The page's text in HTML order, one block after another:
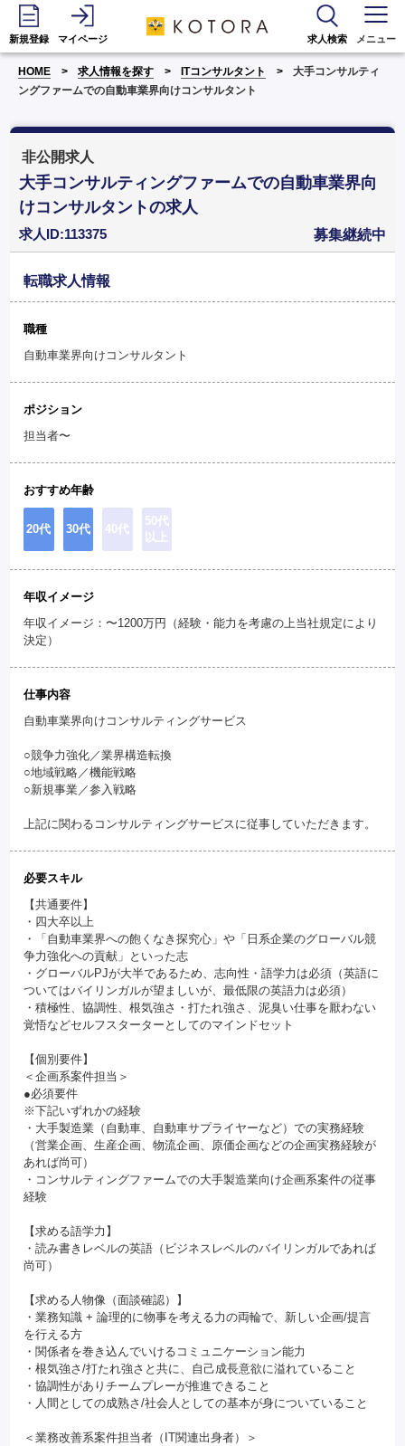
新規登録 マイページ 求人検索 メニュー
HOME 求人情報を探す ITコンサルタント
大手コンサルティ
ングファームでの自動車業界向けコンサルタント
非公開求人
大手コンサルティングファームでの自動車業界向
けコンサルタントの求人
求人ID:113375 募集継続中
転職求人情報
職種
自動車業界向けコンサルタント
ポジション
担当者〜
おすすめ年齢
20代 30代 40代
50代
以上
年収イメージ
年収イメージ：〜1200万円（経験・能力を考慮の上当社規定により
決定）
仕事内容
自動車業界向けコンサルティングサービス
○競争力強化／業界構造転換
○地域戦略／機能戦略
○新規事業／参入戦略
上記に関わるコンサルティングサービスに従事していただきます。
必要スキル
【共通要件】
・四大卒以上
・「自動車業界への飽くなき探究心」や「日系企業のグローバル競
争力強化への貢献」といった志
・グローバルPJが大半であるため、志向性・語学力は必須（英語に
ついてはバイリンガルが望ましいが、最低限の英語力は必須）
・積極性、協調性、根気強さ・打たれ強さ、泥臭い仕事を厭わない
覚悟などセルフスターターとしてのマインドセット
【個別要件】
＜企画系案件担当＞
●必須要件
※下記いずれかの経験
・大手製造業（自動車、自動車サプライヤーなど）での実務経験
（営業企画、生産企画、物流企画、原価企画などの企画実務経験が
あれば尚可）
・コンサルティングファームでの大手製造業向け企画系案件の従事
経験
【求める語学力】
・読み書きレベルの英語（ビジネスレベルのバイリンガルであれば
尚可）
【求める人物像（面談確認）】
・業務知識 + 論理的に物事を考える力の両輪で、新しい企画/提言
を行える方
・関係者を巻き込んでいけるコミュニケーション能力
・根気強さ/打たれ強さと共に、自己成長意欲に溢れていること
・協調性がありチームプレーが推進できること
・人間としての成熟さ/社会人としての基本が身についていること
＜業務改善系案件担当者（IT関連出身者）＞